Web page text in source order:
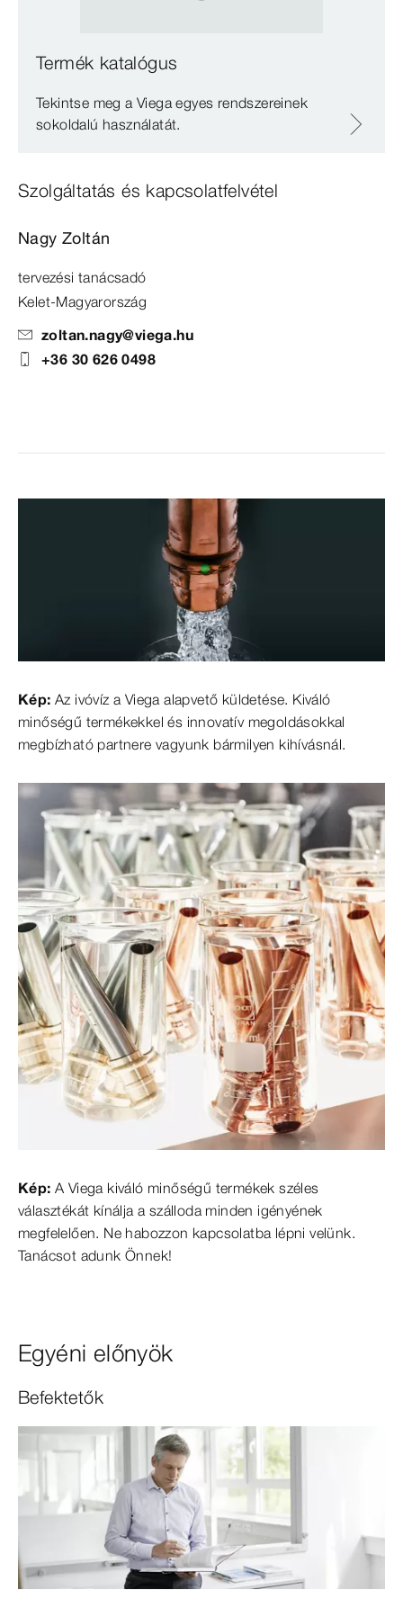
Termék katalógus
Tekintse meg a Viega egyes rendszereinek
sokoldalú használatát.
Szolgáltatás és kapcsolatfelvétel
Nagy Zoltán
tervezési tanácsadó
Kelet-Magyarország
zoltan.nagy@viega.hu
+36 30 626 0498
Kép: Az ivóvíz a Viega alapvető küldetése. Kiváló
minőségű termékekkel és innovatív megoldásokkal
megbízható partnere vagyunk bármilyen kihívásnál.
Kép: A Viega kiváló minőségű termékek széles
választékát kínálja a szálloda minden igényének
megfelelően. Ne habozzon kapcsolatba lépni velünk.
Tanácsot adunk Önnek!
Egyéni előnyök
Befektetők